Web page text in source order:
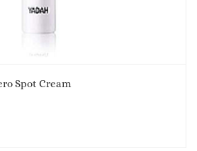
Spot Cream